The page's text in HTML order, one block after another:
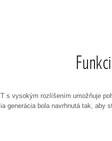
s vysokým rozlíšením umožňuje
generácia bola navrhnutá tak, aby